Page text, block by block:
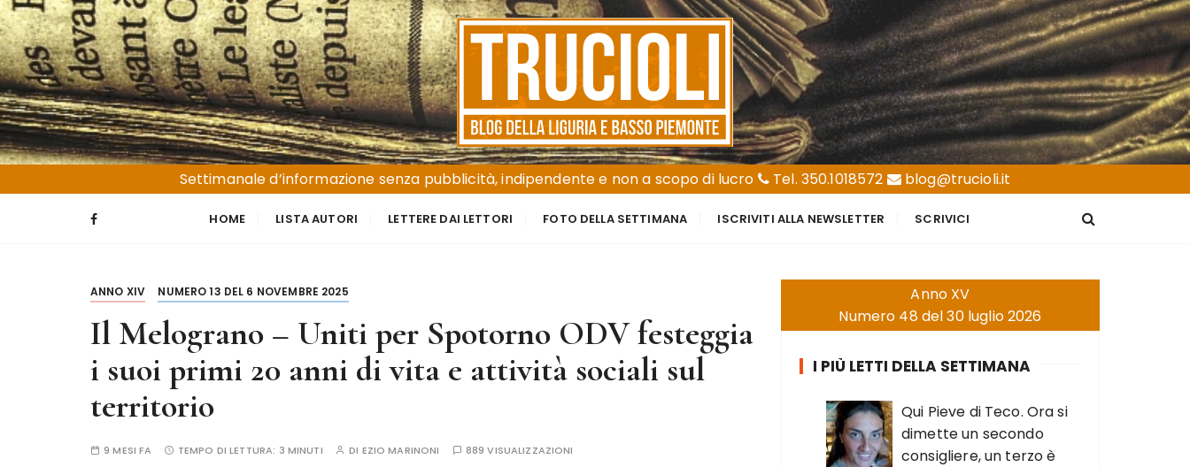
S
a
l
t
a
a
l
c
Trucioli
Liguria e Basso Piemonte
Settimanale d’informazione senza pubblicità, indipendente e non a scopo di lucro
Tel. 350.1018572 blog@trucioli.it
HOME LISTA AUTORI LETTERE DAI LETTORI FOTO DELLA SETTIMANA ISCRIVITI ALLA NEWSLETTER SCRIVICI
ANNO XIV NUMERO 13 DEL 6 NOVEMBRE 2025
Il Melograno – Uniti per Spotorno ODV festeggia
i suoi primi 20 anni di vita e attività sociali sul
territorio
9 MESI FA TEMPO DI LETTURA: 3 MINUTI DI EZIO MARINONI 889 VISUALIZZAZIONI
Anno XV
Numero 48 del 30 luglio 2026
I PIÙ LETTI DELLA SETTIMANA
Qui Pieve di Teco. Ora si
dimette un secondo
consigliere, un terzo è